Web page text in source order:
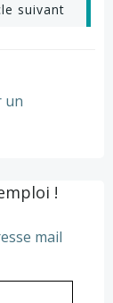
suivant
un
!
mail